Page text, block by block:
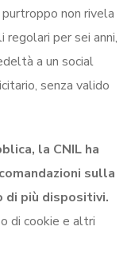
purtroppo non rivela
per sei anni,
a un social
senza valido
la CNIL ha
sulla
di più dispositivi.
di cookie e altri